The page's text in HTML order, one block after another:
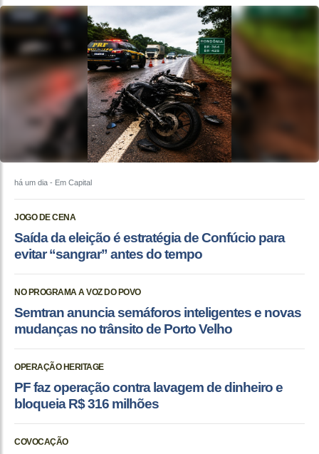
há um dia - Em Capital
JOGO DE CENA
Saída da eleição é estratégia de Confúcio para
evitar “sangrar” antes do tempo
NO PROGRAMA A VOZ DO POVO
Semtran anuncia semáforos inteligentes e novas
mudanças no trânsito de Porto Velho
OPERAÇÃO HERITAGE
PF faz operação contra lavagem de dinheiro e
bloqueia R$ 316 milhões
COVOCAÇÃO